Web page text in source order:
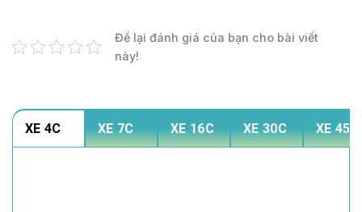
Để lại đánh giá của bạn cho bài viết
này!
XE 4C XE 7C XE 16C XE 30C XE 45C